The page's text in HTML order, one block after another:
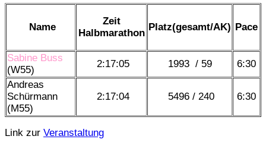
Name
Zeit
Halbmarathon
Platz(gesamt/AK) Pace
Sabine Buss
(W55)
2:17:05 1993/ 59
6:30
Andreas
Schürmann
(M55)
2:17:04 5496 / 240 6:30
Link zur Veranstaltung